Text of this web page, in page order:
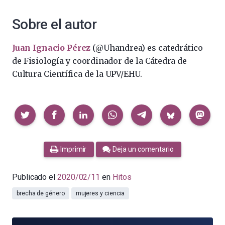
Sobre el autor
Juan Ignacio Pérez (@Uhandrea) es catedrático
de Fisiología y coordinador de la Cátedra de
Cultura Científica de la UPV/EHU.
Compartir
Imprimir Deja un comentario
Publicado el 2020/02/11 en Hitos
brecha de género mujeres y ciencia